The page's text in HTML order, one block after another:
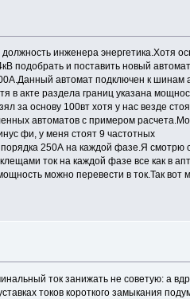
инженера энергетика.Хотя
подобрать и поставить новый
автомат подключен к
в акте раздела границ указана
за основу 100вт хотя у нас везде
автоматов с примером
фи, у меня стоят 9 частотных
250А на каждой фазе.Я смотрю
ток на каждой фазе все как в
можно перевести в ток.Так вот
ток занижать не советую: а
токов короткого замыкания